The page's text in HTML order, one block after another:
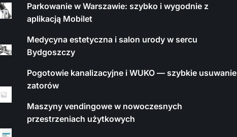
Parkowanie w Warszawie: szybko i wygodnie z
aplikacją Mobilet
Medycyna estetyczna i salon urody w sercu
Bydgoszczy
Pogotowie kanalizacyjne i WUKO — szybkie usuwanie
zatorów
Maszyny vendingowe w nowoczesnych
przestrzeniach użytkowych